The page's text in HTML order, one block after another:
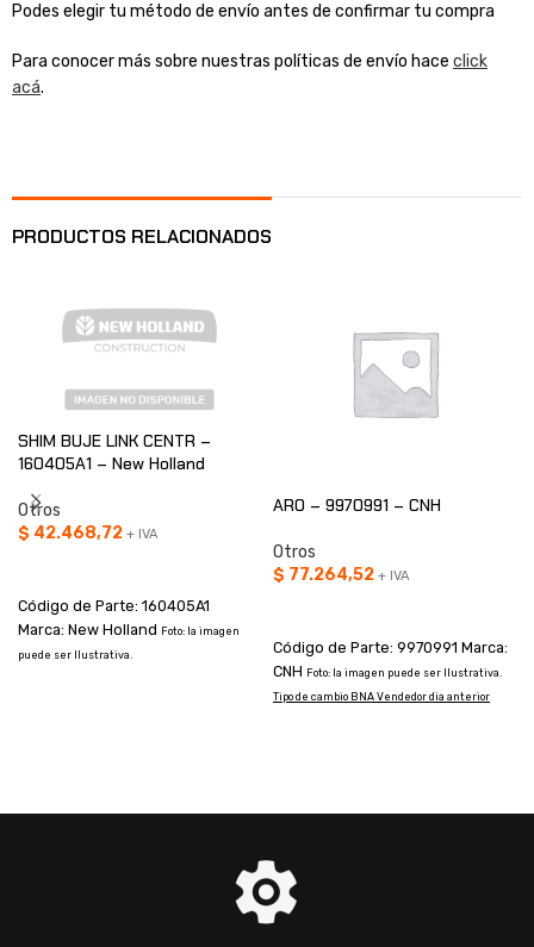
Podes elegir tu método de envío antes de confirmar tu compra
Para conocer más sobre nuestras políticas de envío hace click
acá.
PRODUCTOS RELACIONADOS
SHIM BUJE LINK CENTR –
160405A1 – New Holland
Otros
$ 42.468,72 + IVA
Código de Parte: 160405A1
Marca: New Holland Foto: la imagen
puede ser Ilustrativa.
ARO – 9970991 – CNH
Otros
$ 77.264,52 + IVA
Código de Parte: 9970991 Marca:
CNH Foto: la imagen puede ser Ilustrativa.
Tipo de cambio BNA Vendedor dia anterior